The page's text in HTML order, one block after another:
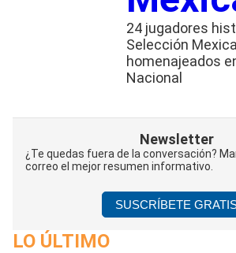
24 jugadores
Selección
homenajeados
Nacional
Newsletter
¿Te quedas fuera de la conversación?
correo el mejor resumen informativo.
SUSCRÍBETE
LO ÚLTIMO